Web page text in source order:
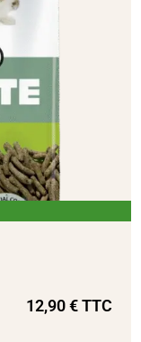
12,90€TTC